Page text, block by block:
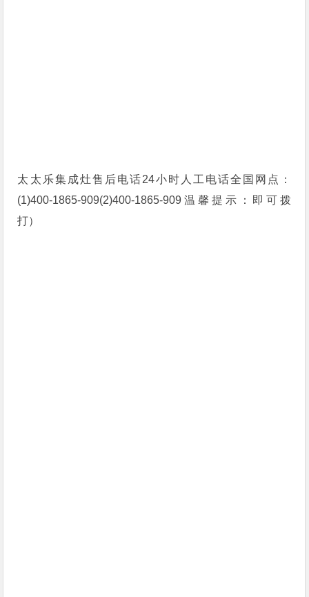
太太乐集成灶售后电话24小时人工电话全国网点：
(1)400-1865-909(2)400-1865-909温馨提示：即可拨
打）